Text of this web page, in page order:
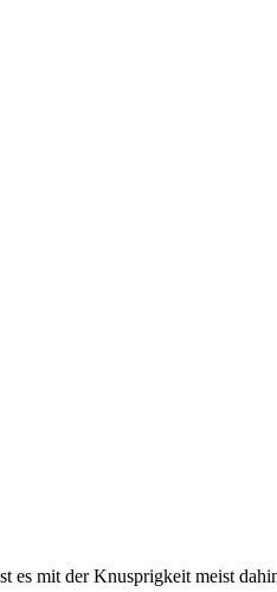
es mit der Knusprigkeit meist